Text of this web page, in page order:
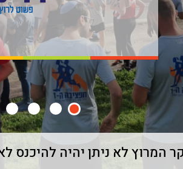
המרוץ לא ניתן יהיה להיכנס